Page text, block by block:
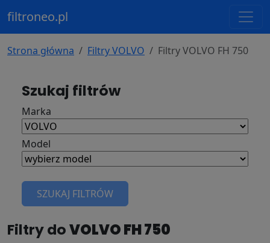
filtroneo.pl
Strona główna Filtry VOLVO Filtry VOLVO FH 750
Szukaj filtrów
Marka
Model
SZUKAJ FILTRÓW
Filtry doVOLVO FH 750